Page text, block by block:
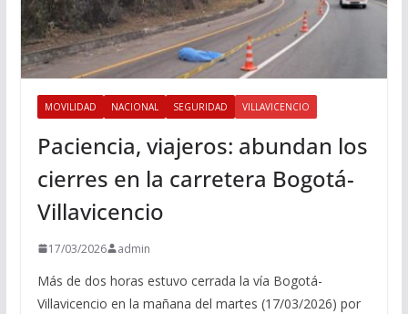
MOVILIDAD NACIONAL SEGURIDAD VILLAVICENCIO
Paciencia, viajeros: abundan los
cierres en la carretera Bogotá-
Villavicencio
17/03/2026 admin
Más de dos horas estuvo cerrada la vía Bogotá-
Villavicencio en la mañana del martes (17/03/2026) por